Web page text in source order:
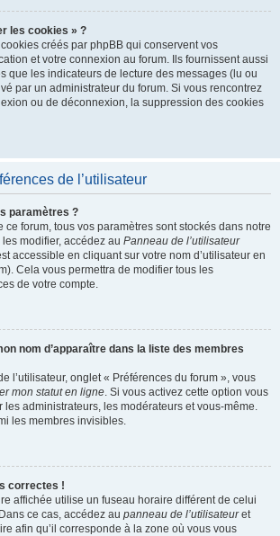
les cookies » ?
créés par phpBB qui conservent vos
et votre connexion au forum. Ils fournissent aussi
que les indicateurs de lecture des messages (lu ou
par un administrateur du forum. Si vous rencontrez
ou de déconnexion, la suppression des cookies
de l’utilisateur
paramètres ?
ce forum, tous vos paramètres sont stockés dans notre
modifier, accédez au Panneau de l’utilisateur
accessible en cliquant sur votre nom d’utilisateur en
Cela vous permettra de modifier tous les
de votre compte.
nom d’apparaître dans la liste des membres
l’utilisateur, onglet « Préférences du forum », vous
mon statut en ligne. Si vous activez cette option vous
les administrateurs, les modérateurs et vous-même.
les membres invisibles.
correctes !
affichée utilise un fuseau horaire différent de celui
ce cas, accédez au panneau de l’utilisateuret
afin qu’il corresponde à la zone où vous vous